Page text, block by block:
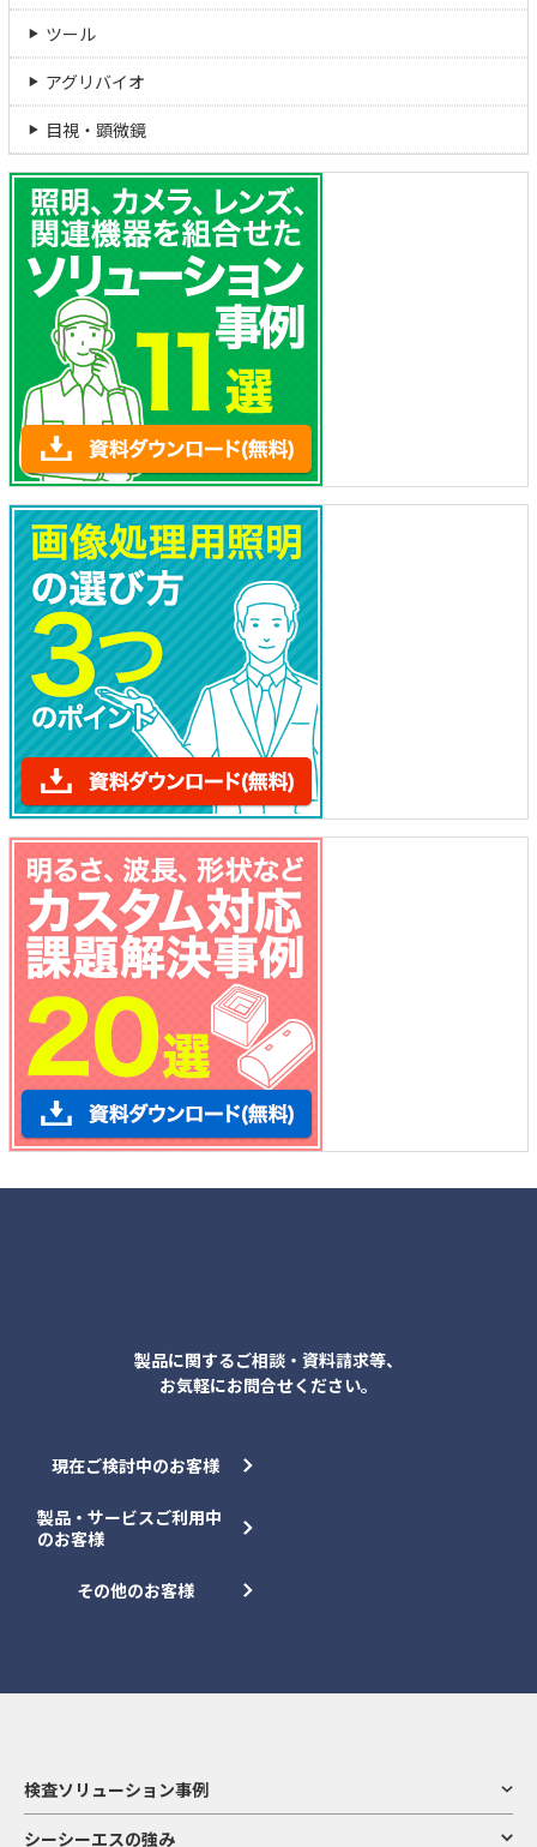
ツール
アグリバイオ
目視・顕微鏡
製品に関するご相談・資料請求等、
お気軽にお問合せください。
現在ご検討中のお客様
製品・サービスご利用中
のお客様
その他のお客様
検査ソリューション事例
シーシーエスの強み